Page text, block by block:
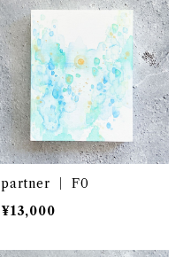
partner ｜ F0
¥13,000